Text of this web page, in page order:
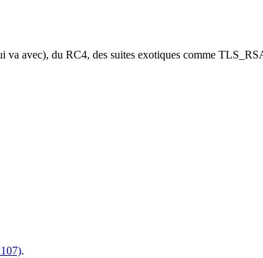
avec), du RC4, des suites exotiques comme
.